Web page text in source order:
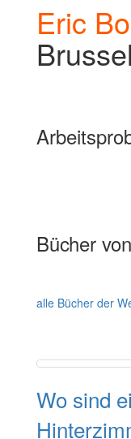
Eric
Bücher
alle Bücher der
Wo sind